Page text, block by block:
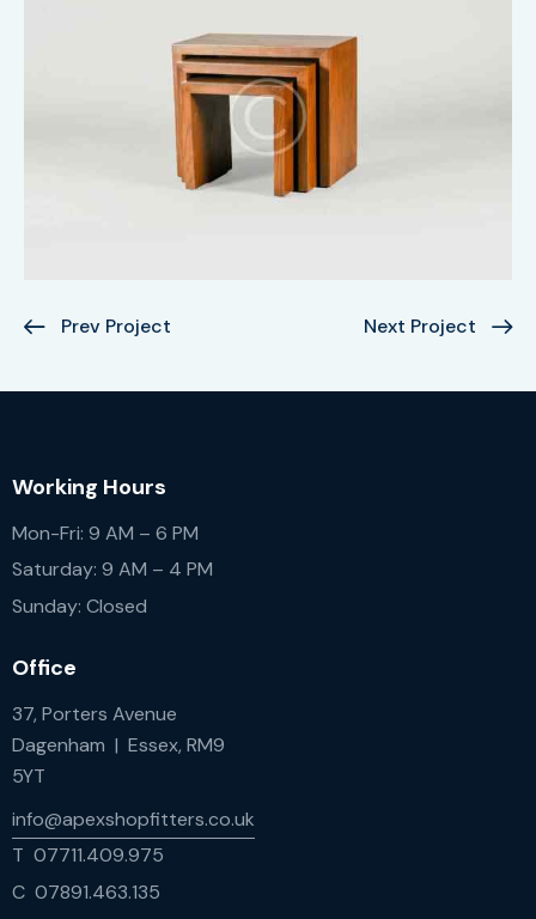
Prev Project Next Project
Working Hours
Mon-Fri: 9 AM – 6 PM
Saturday: 9 AM – 4 PM
Sunday: Closed
Office
37, Porters Avenue
Dagenham | Essex, RM9
5YT
info@apexshopfitters.co.uk
T 07711.409.975
C 07891.463.135